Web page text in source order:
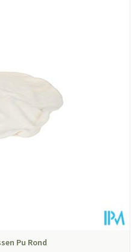
(15°C - 25°C)
Pu Rond